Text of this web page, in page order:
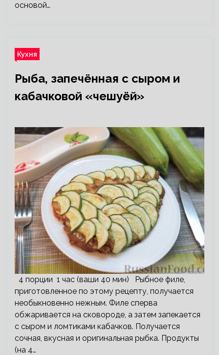
основой…
Кухня
Рыба, запечённая с сыром и
кабачковой «чешуёй»
4 порции 1 час (ваши 40 мин) Рыбное филе,
приготовленное по этому рецепту, получается
необыкновенно нежным. Филе сперва
обжаривается на сковороде, а затем запекается
с сыром и ломтиками кабачков. Получается
сочная, вкусная и оригинальная рыбка. Продукты
(на 4…